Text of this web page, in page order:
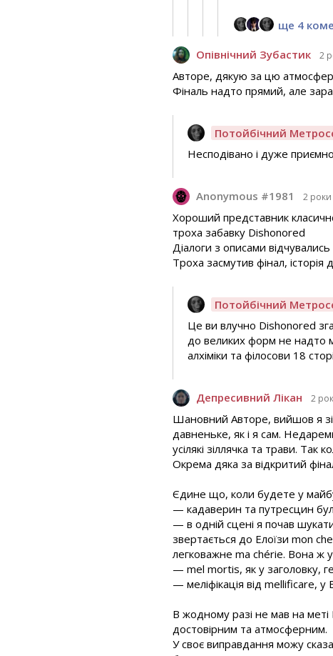
ще 4
Опівнічний Зубастик 2
Авторе, дякую за цю
Фіналь надто прямий, але
Потойбічний
Несподівано і дуже
Anonymous #1981 2
Хороший представник
троха забавку Dishonored
Діалоги з описами
Троха засмутив фінал,
Потойбічний
Це ви влучно Dishonored
до великих форм не надто
алхіміки та філосови 18
Депресивний Лікан 2
Шановний Авторе, вийшов я зі
давненьке, як і я сам.
усілякі зіллячка та трави.
Окрема дяка за відкритий
Єдине що, коли будете у
— кадаверин та путресцин
— в одній сцені я почав
звертається до Елоїзи mon
легковажне ma chérie. Вона ж
— mel mortis, як у заголовку,
— меліфікація від mellificare, у
В жодному разі не мав на
достовірним та атмосферним.
У своє виправдання можу